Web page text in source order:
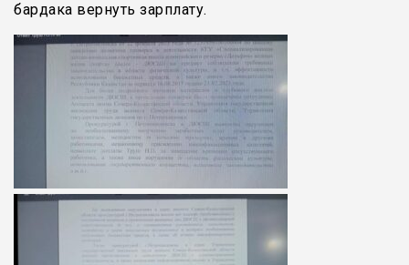
бардака вернуть зарплату.